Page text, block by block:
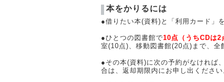
本をかりるには
●借りたい本(資料)と「利用カード」
●ひとつの図書館で10点（うちCDは2
室(10点)、移動図書館(20点)まで、全
●その本(資料)に次の予約がなければ
合は、返却期限内にお申し出くださ